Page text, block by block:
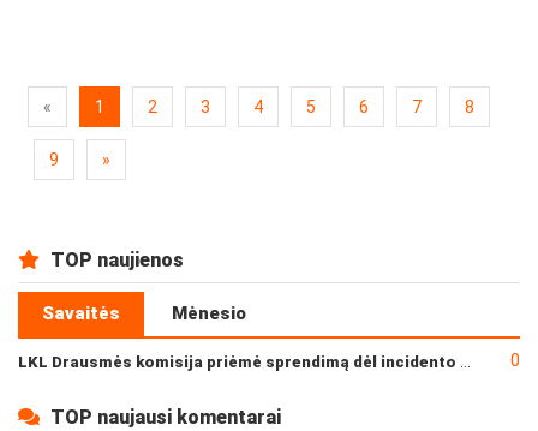
« 1 2 3 4 5 6 7 8
9 »
TOP naujienos
Savaitės Mėnesio
0
TOP naujausi komentarai